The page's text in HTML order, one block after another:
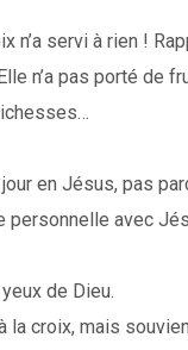
n’a servi à rien !
n’a pas porté de
en Jésus, pas
personnelle avec
de Dieu.
la croix, mais